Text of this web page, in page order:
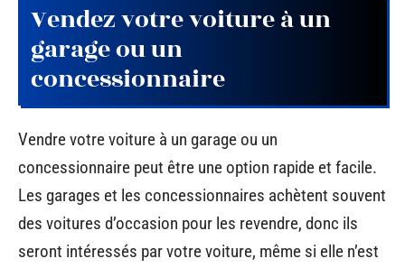
Vendez votre voiture à un
garage ou un
concessionnaire
Vendre votre voiture à un garage ou un
concessionnaire peut être une option rapide et facile.
Les garages et les concessionnaires achètent souvent
des voitures d’occasion pour les revendre, donc ils
seront intéressés par votre voiture, même si elle n’est